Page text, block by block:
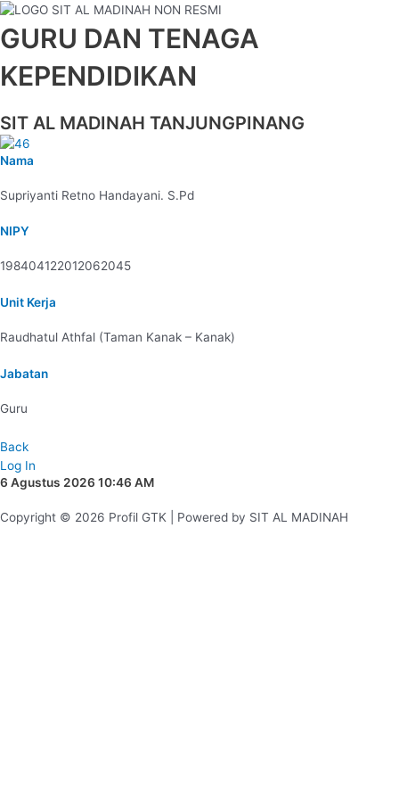
Lewati
ke
konten
GURU DAN TENAGA
KEPENDIDIKAN
SIT AL MADINAH TANJUNGPINANG
Nama
Supriyanti Retno Handayani. S.Pd
NIPY
198404122012062045
Unit Kerja
Raudhatul Athfal (Taman Kanak – Kanak)
Jabatan
Guru
Back
Log In
6 Agustus 2026 10:46 AM
Copyright © 2026 Profil GTK | Powered by SIT AL MADINAH